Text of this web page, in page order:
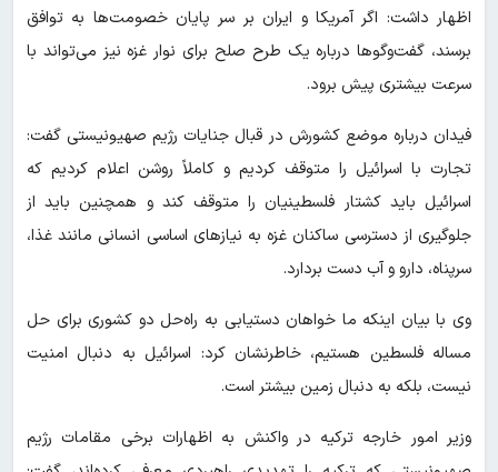
اظهار داشت: اگر آمریکا و ایران بر سر پایان خصومت‌ها به توافق
برسند، گفت‌وگوها درباره یک طرح صلح برای نوار غزه نیز می‌تواند با
سرعت بیشتری پیش برود.
فیدان درباره موضع کشورش در قبال جنایات رژیم صهیونیستی گفت:
تجارت با اسرائیل را متوقف کردیم و کاملاً روشن اعلام کردیم که
اسرائیل باید کشتار فلسطینیان را متوقف کند و همچنین باید از
جلوگیری از دسترسی ساکنان غزه به نیازهای اساسی انسانی مانند غذا،
سرپناه، دارو و آب دست بردارد.
وی با بیان اینکه ما خواهان دستیابی به راه‌حل دو کشوری برای حل
مساله فلسطین هستیم، خاطرنشان کرد: اسرائیل به دنبال امنیت
نیست، بلکه به دنبال زمین بیشتر است.
وزیر امور خارجه ترکیه در واکنش به اظهارات برخی مقامات رژیم